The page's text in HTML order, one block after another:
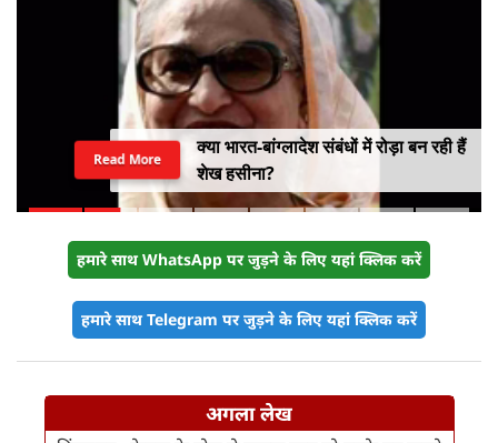
क्या भारत-बांग्लादेश संबंधों में रोड़ा बन रही हैं
शेख हसीना?
Read More
हमारे साथ WhatsApp पर जुड़ने के लिए यहां क्लिक करें
हमारे साथ Telegram पर जुड़ने के लिए यहां क्लिक करें
अगला लेख